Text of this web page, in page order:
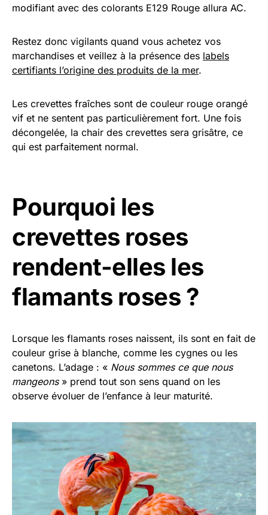
modifiant avec des colorants E129 Rouge allura AC.
Restez donc vigilants quand vous achetez vos
marchandises et veillez à la présence des labels
certifiants l’origine des produits de la mer.
Les crevettes fraîches sont de couleur rouge orangé
vif et ne sentent pas particulièrement fort. Une fois
décongelée, la chair des crevettes sera grisâtre, ce
qui est parfaitement normal.
Pourquoi les
crevettes roses
rendent-elles les
flamants roses ?
Lorsque les flamants roses naissent, ils sont en fait de
couleur grise à blanche, comme les cygnes ou les
canetons. L’adage : « Nous sommes ce que nous
mangeons» prend tout son sens quand on les
observe évoluer de l’enfance à leur maturité.